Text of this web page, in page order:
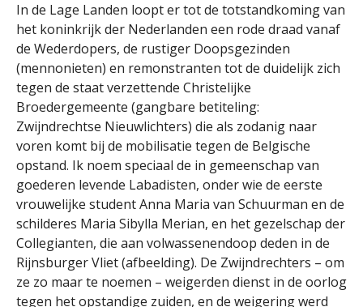
In de Lage Landen loopt er tot de totstandkoming van
het koninkrijk der Nederlanden een rode draad vanaf
de Wederdopers, de rustiger Doopsgezinden
(mennonieten) en remonstranten tot de duidelijk zich
tegen de staat verzettende Christelijke
Broedergemeente (gangbare betiteling:
Zwijndrechtse Nieuwlichters) die als zodanig naar
voren komt bij de mobilisatie tegen de Belgische
opstand. Ik noem speciaal de in gemeenschap van
goederen levende Labadisten, onder wie de eerste
vrouwelijke student Anna Maria van Schuurman en de
schilderes Maria Sibylla Merian, en het gezelschap der
Collegianten, die aan volwassenendoop deden in de
Rijnsburger Vliet (afbeelding). De Zwijndrechters – om
ze zo maar te noemen – weigerden dienst in de oorlog
tegen het opstandige zuiden, en de weigering werd